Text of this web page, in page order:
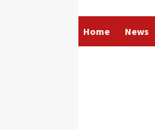
Home News